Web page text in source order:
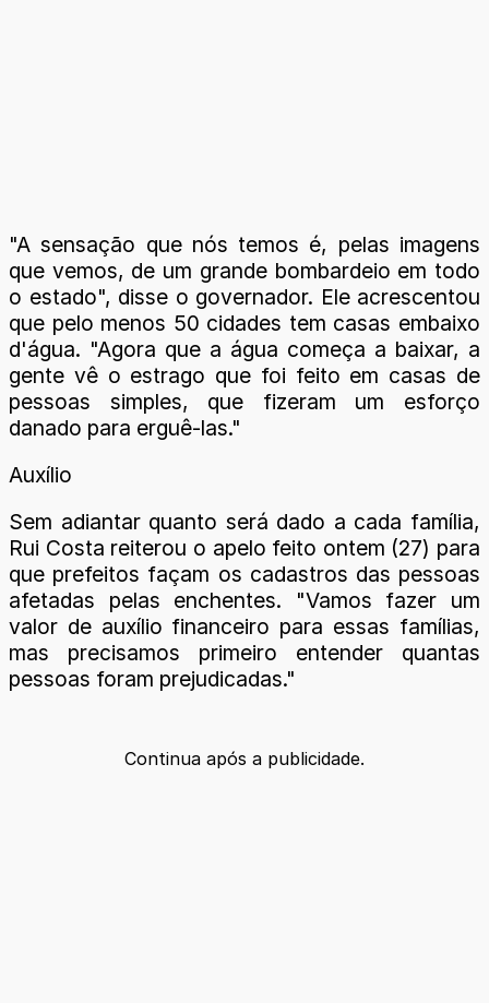
"A sensação que nós temos é, pelas imagens
que vemos, de um grande bombardeio em todo
o estado", disse o governador. Ele acrescentou
que pelo menos 50 cidades tem casas embaixo
d'água. "Agora que a água começa a baixar, a
gente vê o estrago que foi feito em casas de
pessoas simples, que fizeram um esforço
danado para erguê-las."
Auxílio
Sem adiantar quanto será dado a cada família,
Rui Costa reiterou o apelo feito ontem (27) para
que prefeitos façam os cadastros das pessoas
afetadas pelas enchentes. "Vamos fazer um
valor de auxílio financeiro para essas famílias,
mas precisamos primeiro entender quantas
pessoas foram prejudicadas."
Continua após a publicidade.